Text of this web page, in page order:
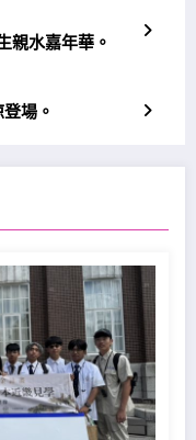
親水嘉年華。
場。